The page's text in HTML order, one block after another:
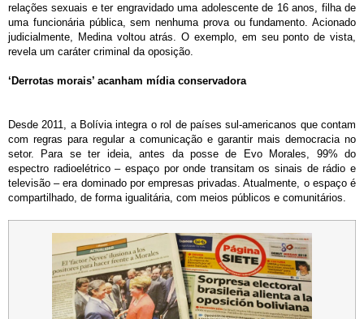
relações sexuais e ter engravidado uma adolescente de 16 anos, filha de
uma funcionária pública, sem nenhuma prova ou fundamento. Acionado
judicialmente, Medina voltou atrás. O exemplo, em seu ponto de vista,
revela um caráter criminal da oposição.
‘Derrotas morais’ acanham mídia conservadora
Desde 2011, a Bolívia integra o rol de países sul-americanos que contam
com regras para regular a comunicação e garantir mais democracia no
setor. Para se ter ideia, antes da posse de Evo Morales, 99% do
espectro radioelétrico – espaço por onde transitam os sinais de rádio e
televisão – era dominado por empresas privadas. Atualmente, o espaço é
compartilhado, de forma igualitária, com meios públicos e comunitários.